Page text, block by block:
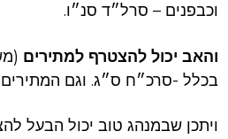
וכבפנים – סרל״ד סנ״ו.
והאב יכול להצטרף למתירים
בכלל -סרכ״ח ס״ג. וגם המתירים
ויתכן שבמנהג טוב יכול הבעל